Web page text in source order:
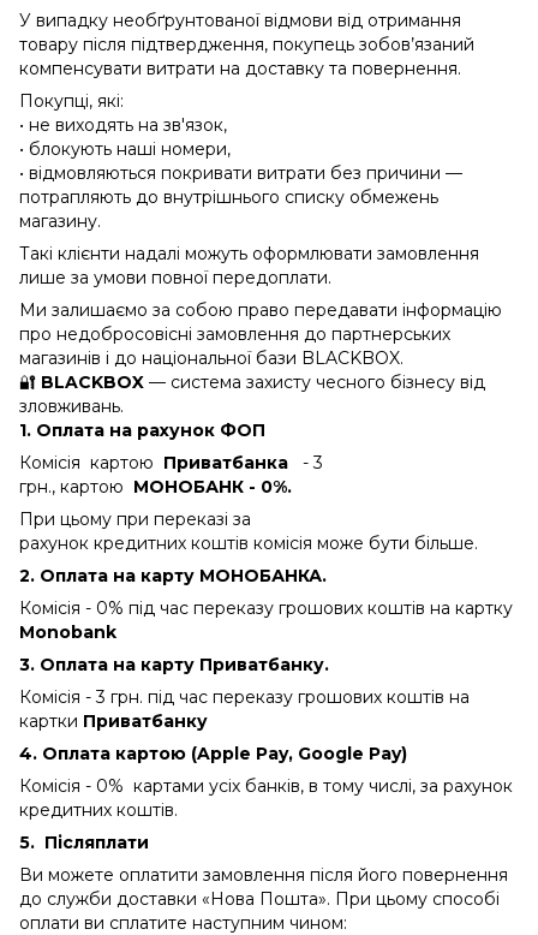
У випадку необґрунтованої відмови від отримання
товару після підтвердження, покупець зобов’язаний
компенсувати витрати на доставку та повернення.
Покупці, які:
• не виходять на зв'язок,
• блокують наші номери,
• відмовляються покривати витрати без причини —
потрапляють до внутрішнього списку обмежень
магазину.
Такі клієнти надалі можуть оформлювати замовлення
лише за умови повної передоплати.
Ми залишаємо за собою право передавати інформацію
про недобросовісні замовлення до партнерських
магазинів і до національної бази BLACKBOX.
🔐 BLACKBOX — система захисту чесного бізнесу від
зловживань.
1. Оплата на рахунок ФОП
Комісія картою Приватбанка - 3
грн., картою МОНОБАНК - 0%.
При цьому при переказі за
рахунок кредитних коштів комісія може бути більше.
2. Оплата на карту МОНОБАНКА.
Комісія - 0% під час переказу грошових коштів на картку
Monobank
3. Оплата на карту Приватбанку.
Комісія - 3 грн. під час переказу грошових коштів на
картки Приватбанку
4. Оплата картою (Apple Pay, Google Pay)
Комісія - 0% картами усіх банків, в тому числі, за рахунок
кредитних коштів.
5. Післяплати
Ви можете оплатити замовлення після його повернення
до служби доставки «Нова Пошта». При цьому способі
оплати ви сплатите наступним чином: